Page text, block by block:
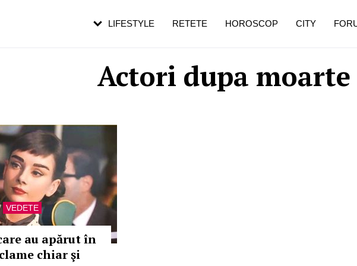
Actori dupa moarte
VEDETE
au apărut în
chiar şi
LIFESTYLE RETETE HOROSCOP CITY
pe măsură ce înaintezi în vârstă
de dureroasă este investigația